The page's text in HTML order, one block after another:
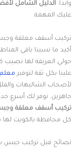
وابدا. الدليل الشامل
عليك المهمة.
تركيب أسقف معلقة وجبس
أكيد ما نسينا باقي
حولي العريقة لها نصيب
علينا بكل ثقة لتوفير
لأصحاب الشاليهات
جاهزين. نوفر لك أسرع
تركيب أسقف معلقة وجبس
كل محافظة بالكويت
نصائح قبل تركيب جبس